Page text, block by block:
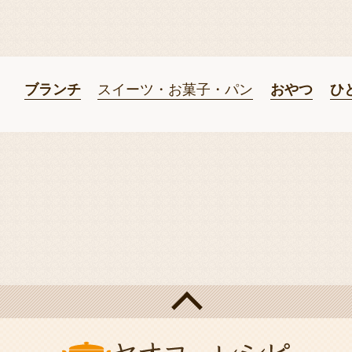
ブランチ スイーツ・お菓子・パン おやつ ひ